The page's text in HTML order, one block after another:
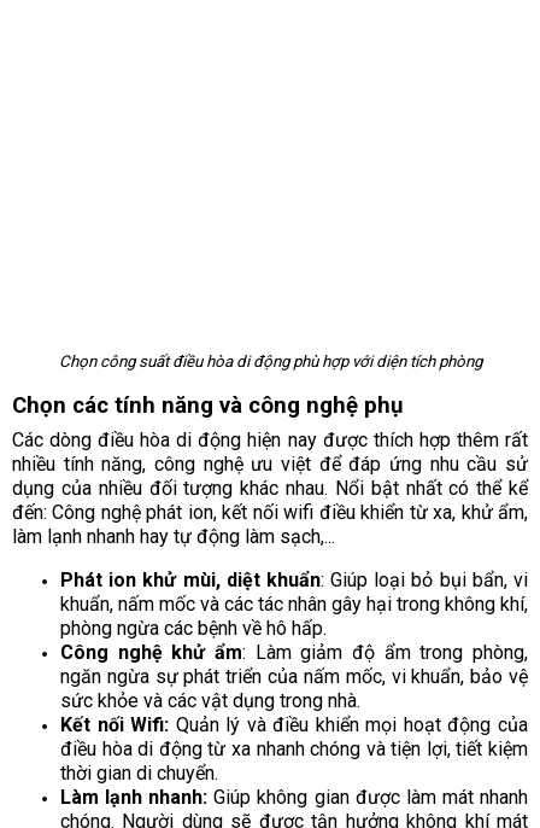
Chọn công suất điều hòa di động phù hợp với diện tích phòng
Chọn các tính năng và công nghệ phụ
Các dòng điều hòa di động hiện nay được thích hợp thêm rất
nhiều tính năng, công nghệ ưu việt để đáp ứng nhu cầu sử
dụng của nhiều đối tượng khác nhau. Nổi bật nhất có thể kể
đến: Công nghệ phát ion, kết nối wifi điều khiển từ xa, khử ẩm,
làm lạnh nhanh hay tự động làm sạch,...
Phát ion khử mùi, diệt khuẩn: Giúp loại bỏ bụi bẩn, vi
khuẩn, nấm mốc và các tác nhân gây hại trong không khí,
phòng ngừa các bệnh về hô hấp.
Công nghệ khử ẩm: Làm giảm độ ẩm trong phòng,
ngăn ngừa sự phát triển của nấm mốc, vi khuẩn, bảo vệ
sức khỏe và các vật dụng trong nhà.
Kết nối Wifi: Quản lý và điều khiển mọi hoạt động của
điều hòa di động từ xa nhanh chóng và tiện lợi, tiết kiệm
thời gian di chuyển.
Làm lạnh nhanh: Giúp không gian được làm mát nhanh
chóng. Người dùng sẽ được tận hưởng không khí mát